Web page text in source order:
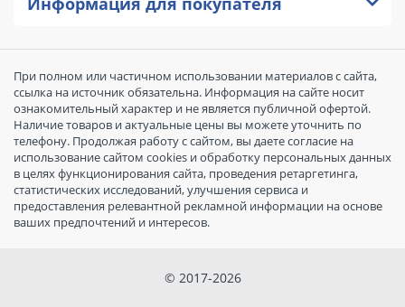
При полном или частичном использовании материалов с сайта,
ссылка на источник обязательна. Информация на сайте носит
ознакомительный характер и не является публичной офертой.
Наличие товаров и актуальные цены вы можете уточнить по
телефону. Продолжая работу с сайтом, вы даете согласие на
использование сайтом cookies и обработку персональных данных
в целях функционирования сайта, проведения ретаргетинга,
статистических исследований, улучшения сервиса и
предоставления релевантной рекламной информации на основе
ваших предпочтений и интересов.
© 2017-2026